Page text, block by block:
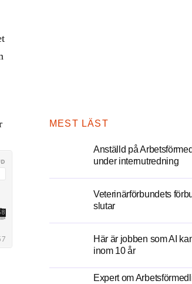
MEST LÄST
Anställd på
under internutredning
Veterinärförbundets
slutar
Här är jobben som AI
inom 10 år
Expert om